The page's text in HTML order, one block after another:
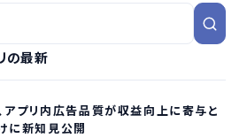
の最新
プリ内広告品質が収益向上に寄与と
に新知見公開